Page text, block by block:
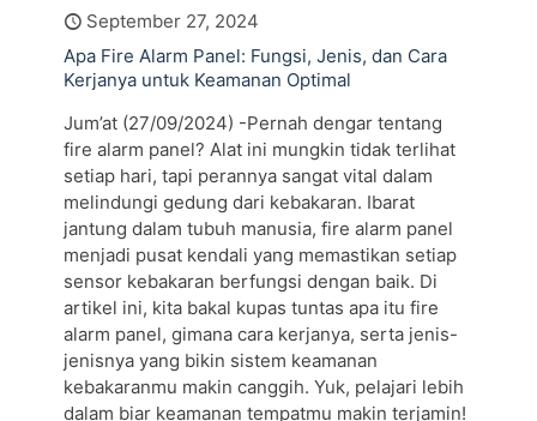
September 27, 2024
Apa Fire Alarm Panel: Fungsi, Jenis, dan Cara
Kerjanya untuk Keamanan Optimal
Jum’at (27/09/2024) -Pernah dengar tentang
fire alarm panel? Alat ini mungkin tidak terlihat
setiap hari, tapi perannya sangat vital dalam
melindungi gedung dari kebakaran. Ibarat
jantung dalam tubuh manusia, fire alarm panel
menjadi pusat kendali yang memastikan setiap
sensor kebakaran berfungsi dengan baik. Di
artikel ini, kita bakal kupas tuntas apa itu fire
alarm panel, gimana cara kerjanya, serta jenis-
jenisnya yang bikin sistem keamanan
kebakaranmu makin canggih. Yuk, pelajari lebih
dalam biar keamanan tempatmu makin terjamin!